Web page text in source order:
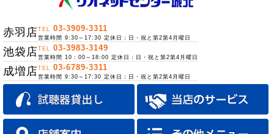
赤羽店TEL 03-3909-3311
営業時間 9:30～17:30 定休日：日・祝と第2第4月曜日
池袋店TEL 03-3983-3149
営業時間 10：00～18:00 定休日：日・祝と第2第4月曜日
成増店TEL 03-6789-3311
営業時間 9:30～17:30 定休日：日・祝と第2第4月曜日